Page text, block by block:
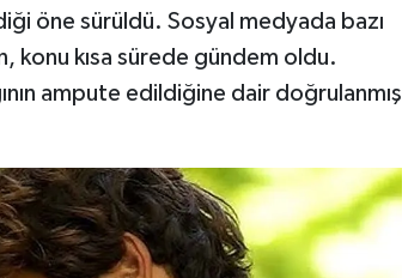
öne sürüldü. Sosyal medyada bazı
konu kısa sürede gündem oldu.
ampute edildiğine dair doğrulanmış